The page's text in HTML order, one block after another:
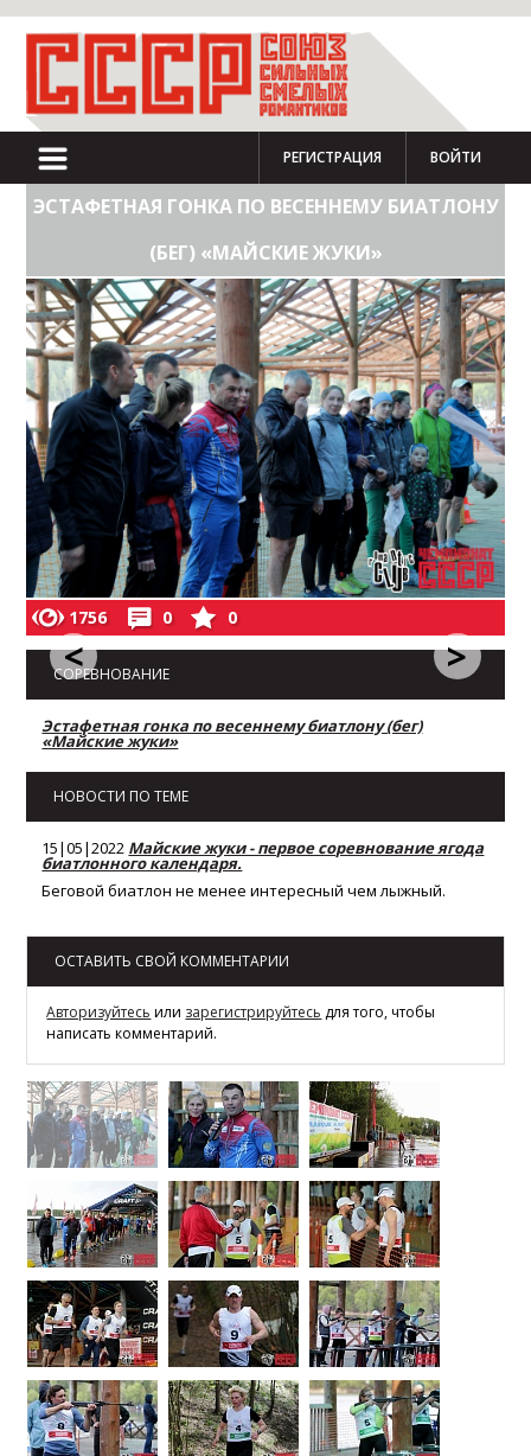
РЕГИСТРАЦИЯ ВОЙТИ
ЭСТАФЕТНАЯ ГОНКА ПО ВЕСЕННЕМУ БИАТЛОНУ
(БЕГ) «МАЙСКИЕ ЖУКИ»
< >
1756 0 0
СОРЕВНОВАНИЕ
Эстафетная гонка по весеннему биатлону (бег)
«Майские жуки»
НОВОСТИ ПО ТЕМЕ
15|05|2022 Майские жуки - первое соревнование ягода
биатлонного календаря.
Беговой биатлон не менее интересный чем лыжный.
ОСТАВИТЬ СВОЙ КОММЕНТАРИИ
Авторизуйтесь или зарегистрируйтесь для того, чтобы
написать комментарий.